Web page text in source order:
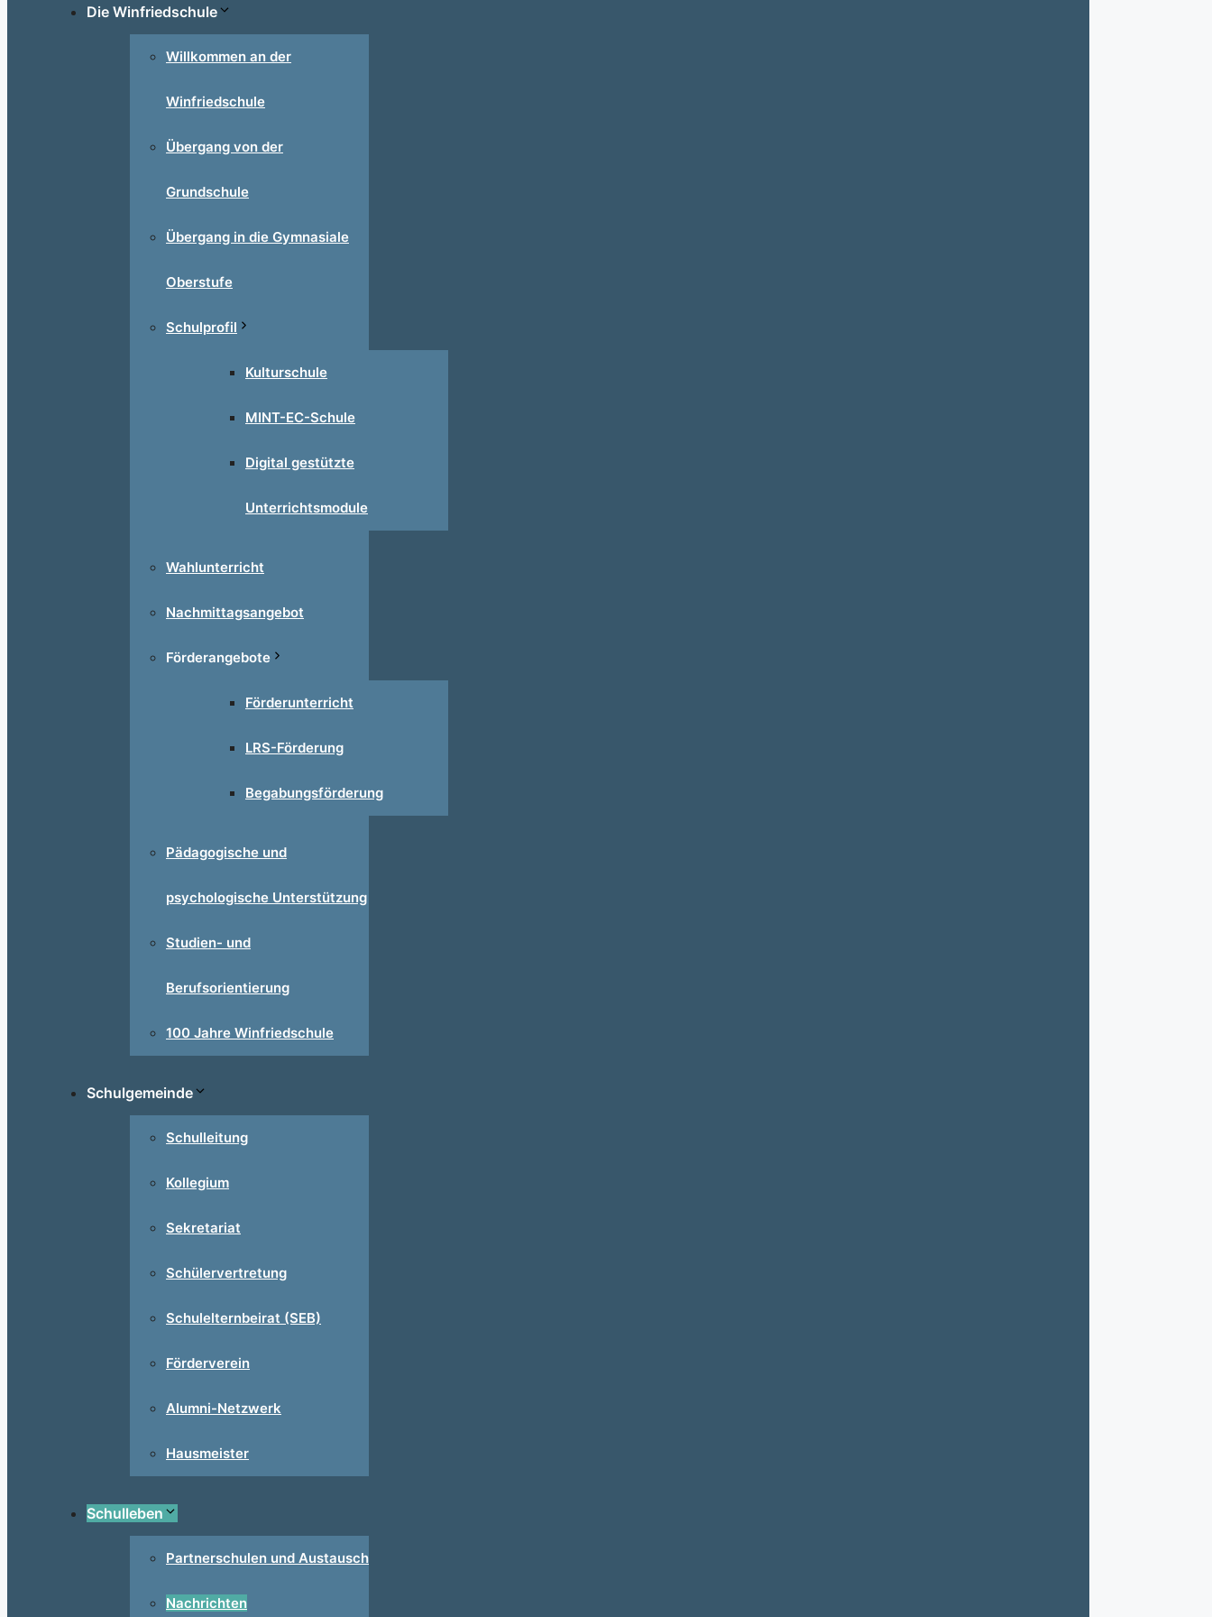
Die Winfriedschule
Willkommen an der
Winfriedschule
Übergang von der
Grundschule
Übergang in die Gymnasiale
Oberstufe
Schulprofil
Kulturschule
MINT-EC-Schule
Digital gestützte
Unterrichtsmodule
Wahlunterricht
Nachmittagsangebot
Förderangebote
Förderunterricht
LRS-Förderung
Begabungsförderung
Pädagogische und
psychologische Unterstützung
Studien- und
Berufsorientierung
100 Jahre Winfriedschule
Schulgemeinde
Schulleitung
Kollegium
Sekretariat
Schülervertretung
Schulelternbeirat (SEB)
Förderverein
Alumni-Netzwerk
Hausmeister
Schulleben
Partnerschulen und Austausch
Nachrichten